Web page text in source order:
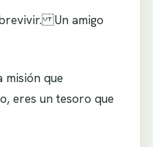
Un amigo
misión que
eres un tesoro que